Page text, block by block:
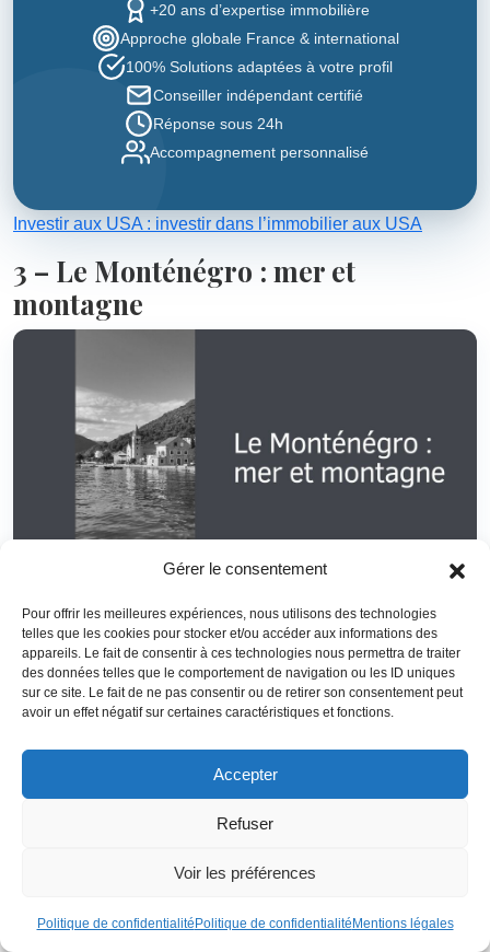
Gérer le consentement
Pour offrir les meilleures expériences, nous utilisons des technologies
telles que les cookies pour stocker et/ou accéder aux informations des
appareils. Le fait de consentir à ces technologies nous permettra de traiter
des données telles que le comportement de navigation ou les ID uniques
sur ce site. Le fait de ne pas consentir ou de retirer son consentement peut
avoir un effet négatif sur certaines caractéristiques et fonctions.
Accepter
Refuser
Voir les préférences
Politique de confidentialité Politique de confidentialité Mentions légales
+20 ans d’expertise immobilière
Approche globale France & international
100% Solutions adaptées à votre profil
Conseiller indépendant certifié
Réponse sous 24h
Accompagnement personnalisé
Investir aux USA : investir dans l’immobilier aux USA
3 – Le Monténégro : mer et
montagne
Le Monténégro reste encore un pays relativement jeune. Le
pays a en effet déclaré son indépendance le 3 juin 2006.
Depuis cette date, le pays s’efforce de se développer en
adaptant sa législation locale et en votant deslois
encore jamais visité le Monténégro, il faut savoir que ce
pays est absolument magnifique : situé entre la mer et la
montagne, le paysage est à couper le souffle. C’est bien sûr
résidence secondaire à l’étranger.
Des prix attractifs dans l’immobilier